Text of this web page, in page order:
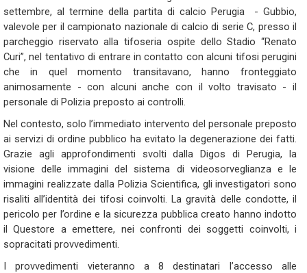
settembre, al termine della partita di calcio Perugia - Gubbio,
valevole per il campionato nazionale di calcio di serie C, presso il
parcheggio riservato alla tifoseria ospite dello Stadio “Renato
Curi”, nel tentativo di entrare in contatto con alcuni tifosi perugini
che in quel momento transitavano, hanno fronteggiato
animosamente - con alcuni anche con il volto travisato - il
personale di Polizia preposto ai controlli.
Nel contesto, solo l’immediato intervento del personale preposto
ai servizi di ordine pubblico ha evitato la degenerazione dei fatti.
Grazie agli approfondimenti svolti dalla Digos di Perugia, la
visione delle immagini del sistema di videosorveglianza e le
immagini realizzate dalla Polizia Scientifica, gli investigatori sono
risaliti all’identità dei tifosi coinvolti. La gravità delle condotte, il
pericolo per l’ordine e la sicurezza pubblica creato hanno indotto
il Questore a emettere, nei confronti dei soggetti coinvolti, i
sopracitati provvedimenti.
I provvedimenti vieteranno a 8 destinatari l’accesso alle